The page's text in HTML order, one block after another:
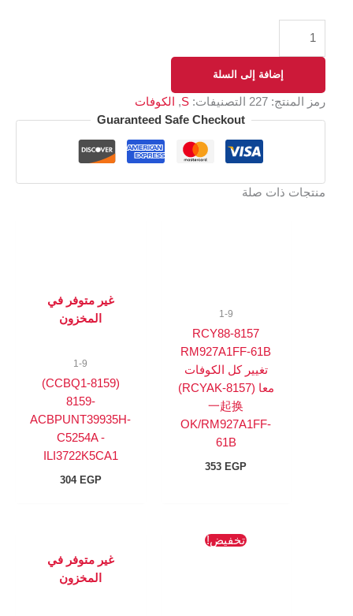
إضافة إلى السلة
رمز المنتج: 227 التصنيفات: S
,
الكوفات
Guaranteed Safe Checkout
منتجات ذات صلة
1-9
8157-RCY88
RM927A1FF-61B
تغيير كل الكوفات
معا (RCYAK-8157)
一起换
OK/RM927A1FF-
61B
353 EGP
غير متوفر في
المخزون
1-9
(8159-CCBQ1)
8159-
ACBPUNT39935H-
C5254A -
ILI3722K5CA1
304 EGP
تخفيض!
السعر
غير متوفر في
المخزون